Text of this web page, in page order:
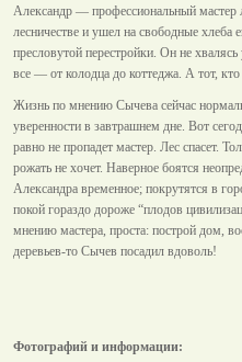
Александр — профессиональный мастер
лесничестве и ушел на свободные хлеба
пресловутой перестройки. Он не
все — от колодца до коттеджа. А тот, кто
Жизнь по мнению Сычева сейчас
уверенности в завтрашнем дне. Вот
равно не пропадет мастер. Лес спасет.
рожать не хочет. Наверное боятся
Александра временное; покрутятся в
покой гораздо дороже “плодов
мнению мастера, проста: построй дом,
деревьев-то Сычев посадил вдоволь!
Фотографий и информации: